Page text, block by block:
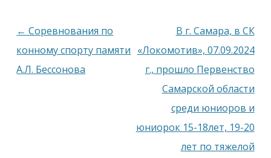
Навигация
по
записям
← Соревнования по
конному спорту памяти
А.Л. Бессонова
В г. Самара, в СК
«Локомотив», 07.09.2024
г., прошло Первенство
Самарской области
среди юниоров и
юниорок 15-18лет, 19-20
лет по тяжелой